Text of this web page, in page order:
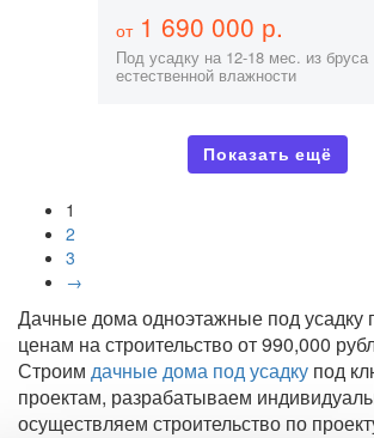
от1 690 000 р.
Под усадку на 12-18 мес. из бруса
естественной влажности
Показать ещё
1
2
3
→
Дачные дома одноэтажные под усадку
ценам на строительство от 990,000
Строим дачные дома под усадку под
проектам, разрабатываем
осуществляем строительство по